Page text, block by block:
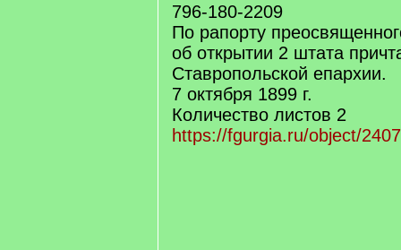
796-180-2209
По рапорту
об открытии 2 штата
Ставропольской епархии.
7 октября 1899 г.
Количество листов 2
https://fgurgia.ru/object/